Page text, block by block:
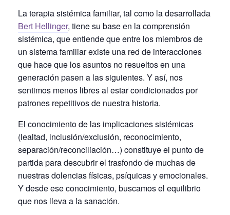
La terapia sistémica familiar, tal como la desarrollada
Bert Hellinger, tiene su base en la comprensión
sistémica, que entiende que entre los miembros de
un sistema familiar existe una red de interacciones
que hace que los asuntos no resueltos en una
generación pasen a las siguientes. Y así, nos
sentimos menos libres al estar condicionados por
patrones repetitivos de nuestra historia.
El conocimiento de las implicaciones sistémicas
(lealtad, inclusión/exclusión, reconocimiento,
separación/reconciliación…) constituye el punto de
partida para descubrir el trasfondo de muchas de
nuestras dolencias físicas, psíquicas y emocionales.
Y desde ese conocimiento, buscamos el equilibrio
que nos lleva a la sanación.